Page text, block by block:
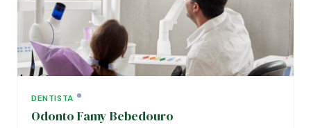
DENTISTA
Odonto Famy Bebedouro